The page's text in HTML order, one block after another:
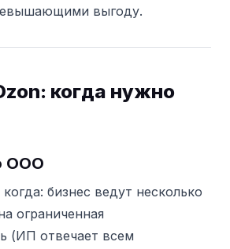
выгоду.
когда нужно
ООО
бизнес ведут несколько
ограниченная
(ИП отвечает всем